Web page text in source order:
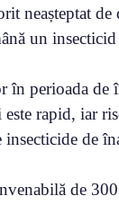
de
un
în perioada de
rapid, iar
de
de